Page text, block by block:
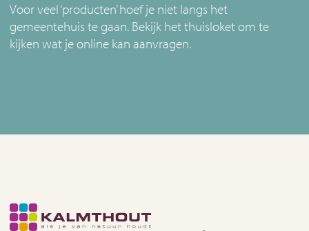
Voor veel ‘producten’ hoef je niet langs het
gemeentehuis te gaan. Bekijk het thuisloket om te
kijken wat je online kan aanvragen.